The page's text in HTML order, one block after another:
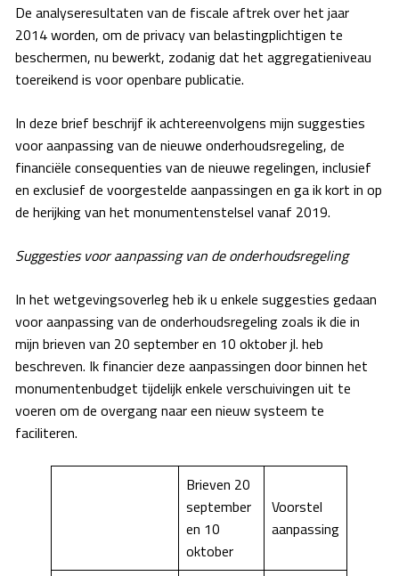
De analyseresultaten van de fiscale aftrek over het jaar
2014 worden, om de privacy van belastingplichtigen te
beschermen, nu bewerkt, zodanig dat het aggregatieniveau
toereikend is voor openbare publicatie.
In deze brief beschrijf ik achtereenvolgens mijn suggesties
voor aanpassing van de nieuwe onderhoudsregeling, de
financiële consequenties van de nieuwe regelingen, inclusief
en exclusief de voorgestelde aanpassingen en ga ik kort in op
de herijking van het monumentenstelsel vanaf 2019.
Suggesties voor aanpassing van de onderhoudsregeling
In het wetgevingsoverleg heb ik u enkele suggesties gedaan
voor aanpassing van de onderhoudsregeling zoals ik die in
mijn brieven van 20 september en 10 oktober jl. heb
beschreven. Ik financier deze aanpassingen door binnen het
monumentenbudget tijdelijk enkele verschuivingen uit te
voeren om de overgang naar een nieuw systeem te
faciliteren.
Brieven 20
september
en 10
oktober
Voorstel
aanpassing